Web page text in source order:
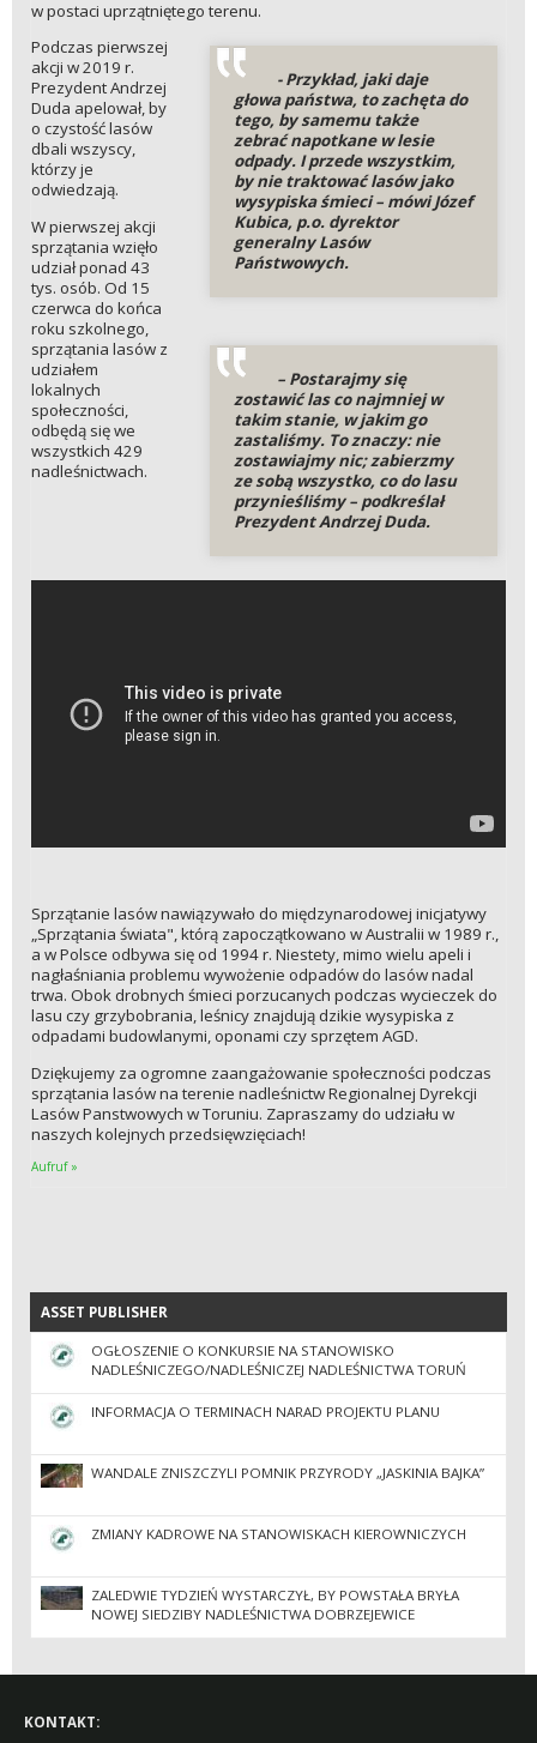
w postaci uprzątniętego terenu.
-Przykład, jaki daje
głowa państwa, to zachęta do
tego, by samemu także
zebrać napotkane w lesie
odpady. I przede wszystkim,
by nie traktować lasów jako
wysypiska śmieci – mówi Józef
Kubica, p.o. dyrektor
generalny Lasów
Państwowych.
Podczas pierwszej
akcji w 2019 r.
Prezydent Andrzej
Duda apelował, by
o czystość lasów
dbali wszyscy,
którzy je
odwiedzają.
– Postarajmy się
zostawić las co najmniej w
takim stanie, w jakim go
zastaliśmy. To znaczy: nie
zostawiajmy nic; zabierzmy
ze sobą wszystko, co do lasu
przynieśliśmy– podkreślał
Prezydent Andrzej Duda.
W pierwszej akcji
sprzątania wzięło
udział ponad 43
tys. osób. Od 15
czerwca do końca
roku szkolnego,
sprzątania lasów z
udziałem
lokalnych
społeczności,
odbędą się we
wszystkich 429
nadleśnictwach.
Sprzątanie lasów nawiązywało do międzynarodowej inicjatywy
„Sprzątania świata", którą zapoczątkowano w Australii w 1989 r.,
a w Polsce odbywa się od 1994 r. Niestety, mimo wielu apeli i
nagłaśniania problemu wywożenie odpadów do lasów nadal
trwa. Obok drobnych śmieci porzucanych podczas wycieczek do
lasu czy grzybobrania, leśnicy znajdują dzikie wysypiska z
odpadami budowlanymi, oponami czy sprzętem AGD.
Dziękujemy za ogromne zaangażowanie społeczności podczas
sprzątania lasów na terenie nadleśnictw Regionalnej Dyrekcji
Lasów Panstwowych w Toruniu. Zapraszamy do udziału w
naszych kolejnych przedsięwzięciach!
Aufruf »
ASSET PUBLISHER
ASSET PUBLISHER
OGŁOSZENIE O KONKURSIE NA STANOWISKO
NADLEŚNICZEGO/NADLEŚNICZEJ NADLEŚNICTWA TORUŃ
INFORMACJA O TERMINACH NARAD PROJEKTU PLANU
WANDALE ZNISZCZYLI POMNIK PRZYRODY „JASKINIA BAJKA”
ZMIANY KADROWE NA STANOWISKACH KIEROWNICZYCH
ZALEDWIE TYDZIEŃ WYSTARCZYŁ, BY POWSTAŁA BRYŁA
NOWEJ SIEDZIBY NADLEŚNICTWA DOBRZEJEWICE
KONTAKT: